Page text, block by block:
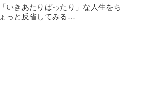
「いきあたりばったり」な人生をち
ょっと反省してみる…